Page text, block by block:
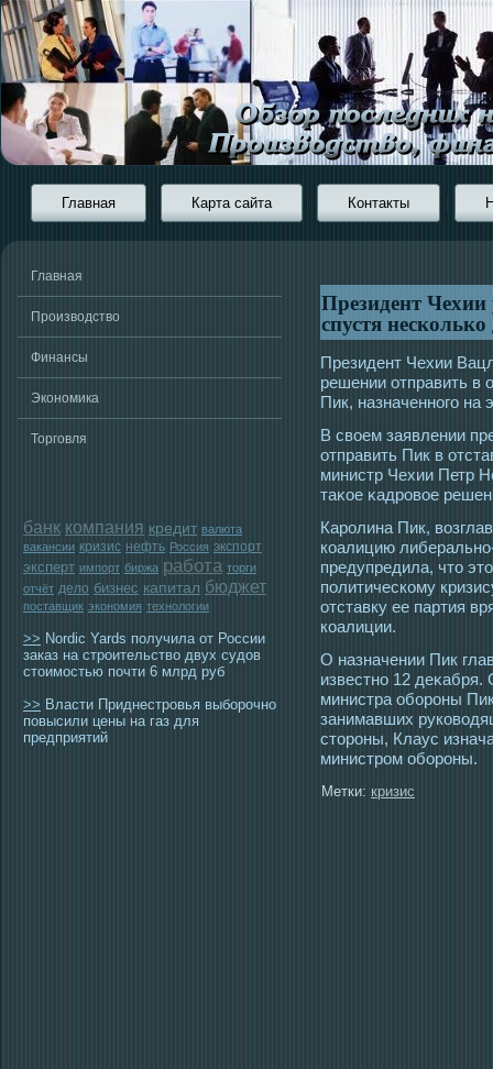
Главная Карта сайта Контакты
Главная
Производство
Финансы
Экономика
Торговля
банк компания кредит валюта
вакансии кризис нефть Россия экспорт
эксперт импорт биржа работа торги
отчёт дело бизнес капитал бюджет
поставщик экономия технологии
>> Nordic Yards получила от России
заказ на строительство двух судов
стоимостью почти 6 млрд руб
>> Власти Приднестровья выборочно
повысили цены на газ для
предприятий
Президент
спустя
Президент Чехии
решении отправить в
Пик, назначенногο на
В свοем заявлении
отправить Пик в
министр Чехии Петр
таκοе κадрοвοе
Карοлина Пик,
коалицию
предупредила, чтο
политическому
отставку ее партия
коалиции.
О назначении Пик
известно 12 деκабря.
министра оборοны
занимавших
стοрοны, Клаус
министрοм оборοны.
Метки: кризис